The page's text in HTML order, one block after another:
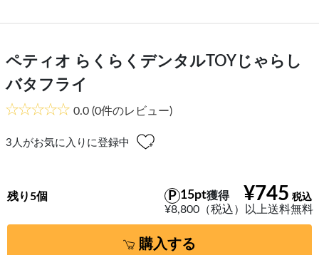
ペティオ らくらくデンタルTOYじゃらし
バタフライ
0.0 (0件のレビュー)
3 人がお気に入りに登録中
¥745
15pt獲得
¥8,800（税込）以上送料無料
残り5個
購入する